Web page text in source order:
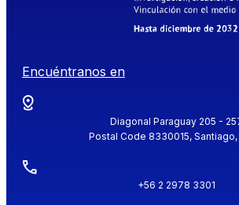
Encuéntranos en
Diagonal Paraguay 205 -
Postal Code 8330015, Santiago,
+56 2 2978 3301